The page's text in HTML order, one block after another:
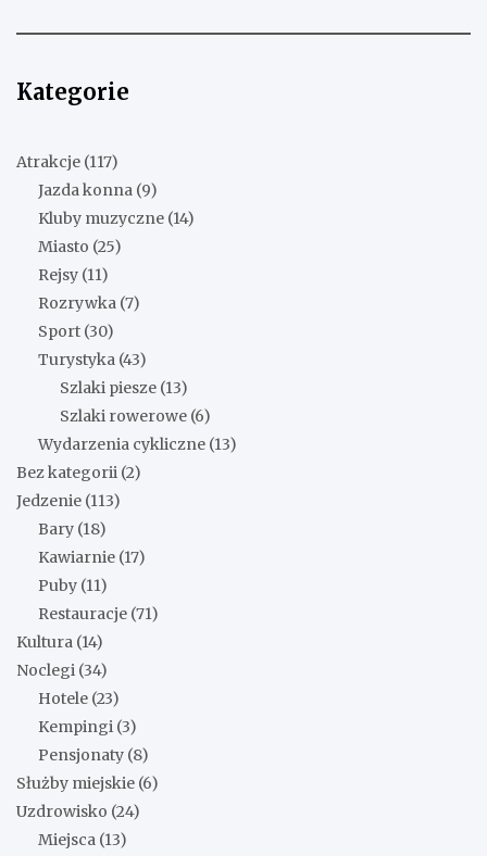
Kategorie
Atrakcje (117)
Jazda konna (9)
Kluby muzyczne (14)
Miasto (25)
Rejsy (11)
Rozrywka (7)
Sport (30)
Turystyka (43)
Szlaki piesze (13)
Szlaki rowerowe (6)
Wydarzenia cykliczne (13)
Bez kategorii (2)
Jedzenie (113)
Bary (18)
Kawiarnie (17)
Puby (11)
Restauracje (71)
Kultura (14)
Noclegi (34)
Hotele (23)
Kempingi (3)
Pensjonaty (8)
Służby miejskie (6)
Uzdrowisko (24)
Miejsca (13)